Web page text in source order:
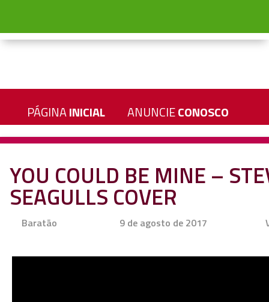
PÁGINAINICIAL ANUNCIECONOSCO
YOU COULD BE MINE –
SEAGULLS COVER
Baratão 9 de agosto de 2017